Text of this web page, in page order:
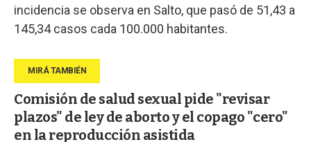
incidencia se observa en Salto, que pasó de 51,43 a
145,34 casos cada 100.000 habitantes.
Comisión de salud sexual pide "revisar
plazos" de ley de aborto y el copago "cero"
en la reproducción asistida